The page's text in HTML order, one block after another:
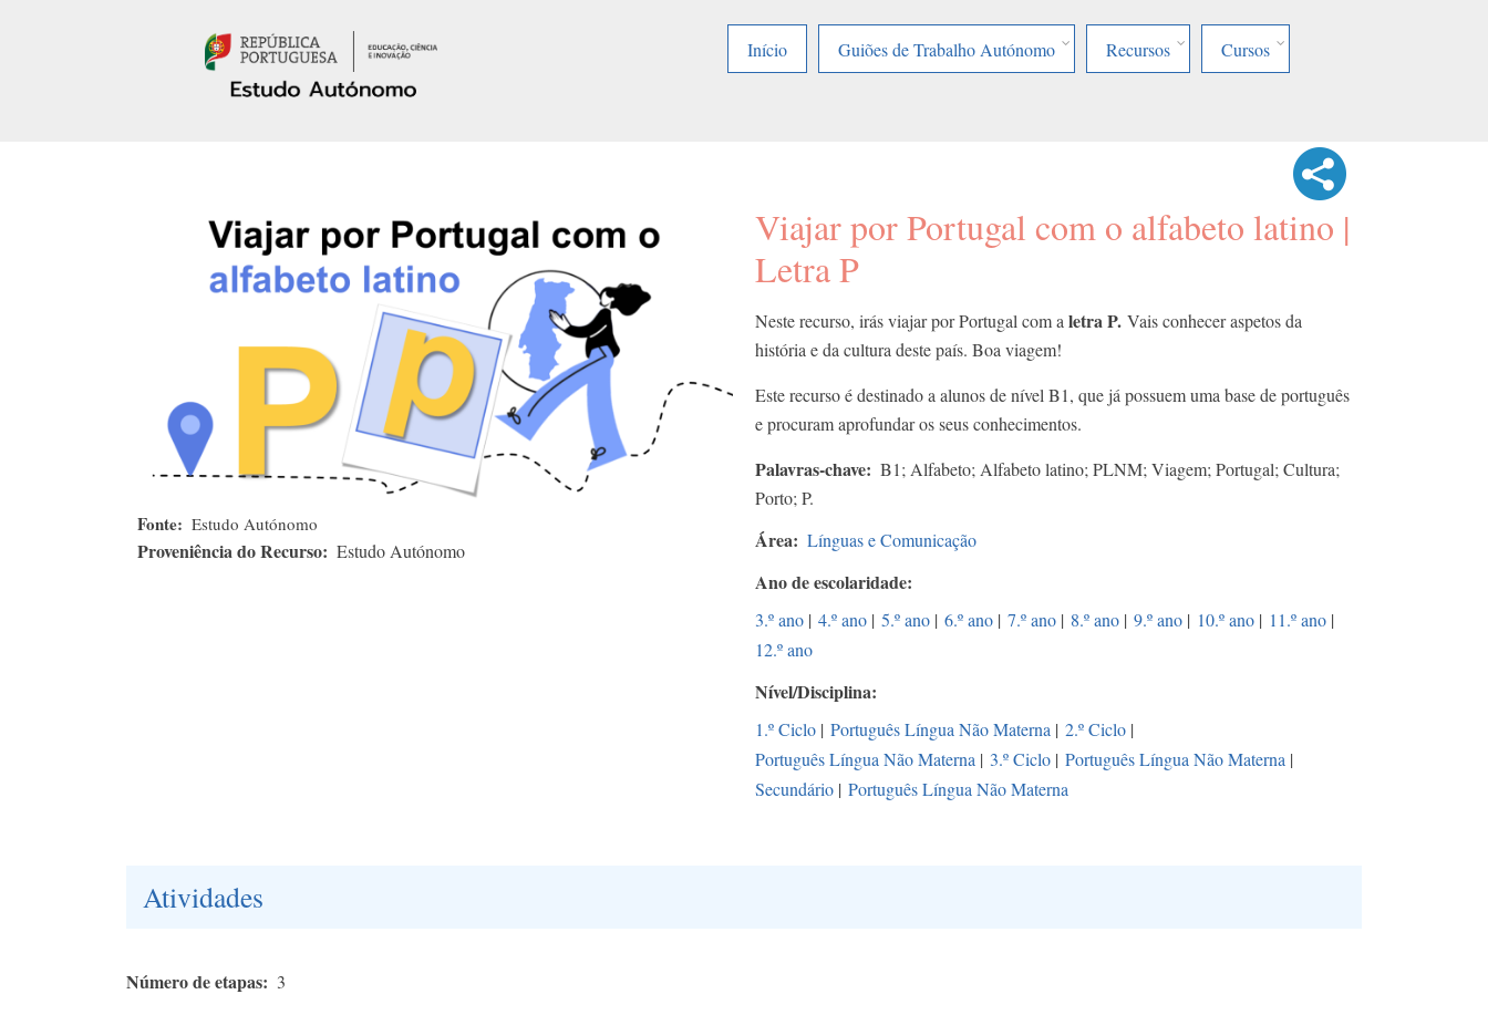
Início
Guiões de Trabalho Autónomo Recursos Cursos
Fonte Estudo Autónomo
Proveniência do Recurso Estudo Autónomo
Viajar por Portugal com o alfabeto latino |
Letra P
Neste recurso, irás viajar por Portugal com aletra P. Vais conhecer aspetos da
história e da cultura deste país. Boa viagem!
Este recurso é destinado a alunos de nível B1, que já possuem uma base de português
e procuram aprofundar os seus conhecimentos.
Palavras-chave
B1; Alfabeto; Alfabeto latino; PLNM; Viagem; Portugal; Cultura;
Porto; P.
Área Línguas e Comunicação
Ano de escolaridade
3.º ano | 4.º ano | 5.º ano | 6.º ano | 7.º ano | 8.º ano | 9.º ano | 10.º ano | 11.º ano |
12.º ano
Nível/Disciplina
1.º Ciclo | Português Língua Não Materna | 2.º Ciclo |
Português Língua Não Materna | 3.º Ciclo | Português Língua Não Materna |
Secundário | Português Língua Não Materna
Atividades
Número de etapas 3